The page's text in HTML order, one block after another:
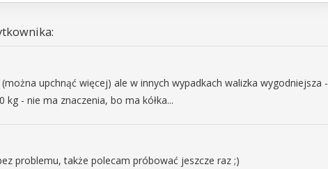
upchnąć więcej) ale w innych wypadkach walizka wygodniejsza -
kg - nie ma znaczenia, bo ma kółka...
problemu, także polecam próbować jeszcze raz ;)